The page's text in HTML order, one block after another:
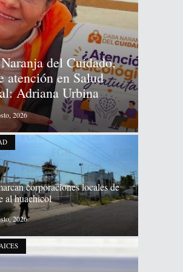
del Cuidado,
atención en Salud
Adriana Urbina
2026
corporaciones locales de
al huachicol
2026